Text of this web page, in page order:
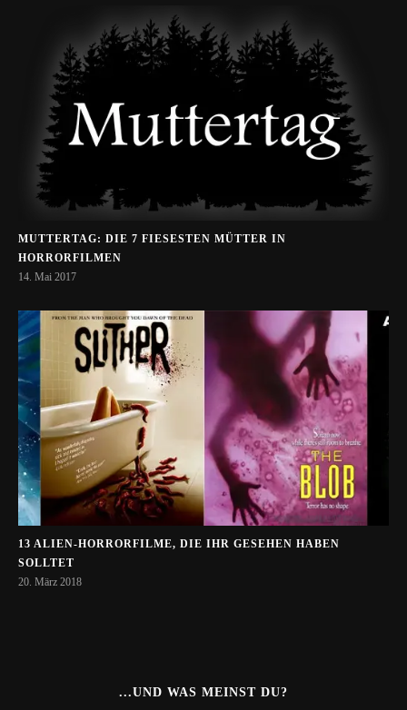
MUTTERTAG: DIE 7 FIESESTEN MÜTTER IN
HORRORFILMEN
14. Mai 2017
13 ALIEN-HORRORFILME, DIE IHR GESEHEN HABEN
SOLLTET
20. März 2018
...UND WAS MEINST DU?